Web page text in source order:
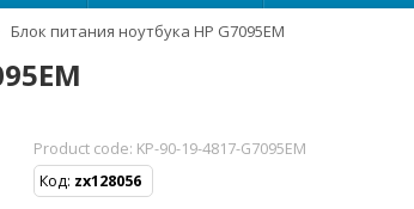
Блок питания ноутбука HP G7095EM
Product code: KP-90-19-4817-G7095EM
Код: zx128056